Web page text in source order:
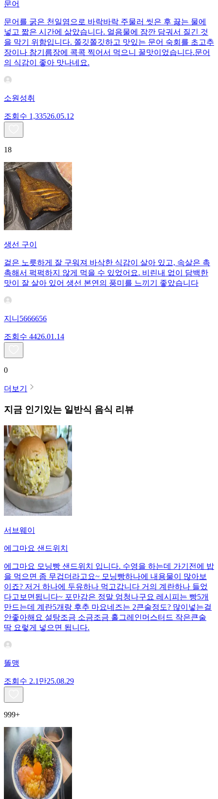
문어
문어를 굵은 천일염으로 바락바락 주물러 씻은 후 끓는 물에
넣고 짧은 시간에 삶았습니다. 얼음물에 잠깐 담궈서 질긴 것
을 막기 위함입니다. 쫄깃쫄깃하고 맛있는 문어 숙회를 초고추
장이나 참기름장에 콕콕 찍어서 먹으니 꿀맛이었습니다.문어
의 식감이 좋아 맛나네요.
소원성취
조회수 1,33526.05.12
18
생선 구이
겉은 노릇하게 잘 구워져 바삭한 식감이 살아 있고, 속살은 촉
촉해서 퍽퍽하지 않게 먹을 수 있었어요. 비린내 없이 담백한
맛이 잘 살아 있어 생선 본연의 풍미를 느끼기 좋았습니다
지니5666656
조회수 4426.01.14
0
더보기
지금 인기있는 일반식 음식 리뷰
서브웨이
에그마요 샌드위치
에그마요 모닝빵 샌드위치 입니다. 수영을 하는데 가기전에 밥
을 먹으면 좀 무겁더라고요~ 모닝빵하나에 내용물이 많아보
이죠? 저거 하나에 두유하나 먹고갑니다 거의 계란하나 들었
다고보면됩니다~ 포만감은 정말 엄청나구요 레시피는 빵5개
만드는데 계란5개랑 후추 마요네즈는 2큰술정도? 많이넣는걸
안좋아해요 설탕조금 소금조금 홀그레인머스터드 작은큰술
딱 요렇게 넣으면 됩니다.
똘맹
조회수 2.1만25.08.29
999+